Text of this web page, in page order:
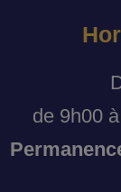
de 9h00